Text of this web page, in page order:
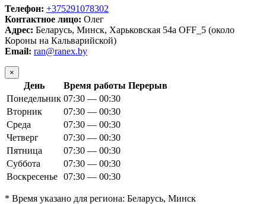
Телефон: +375291078302
Контактное лицо: Олег
Адрес: Беларусь, Минск, Харьковская 54а OFF_5 (около
Короны на Кальварийской)
Email: ran@ranex.by
×
День Время работы Перерыв
Понедельник 07:30 — 00:30
Вторник
07:30 — 00:30
Среда
07:30 — 00:30
Четверг
07:30 — 00:30
Пятница
07:30 — 00:30
Суббота
07:30 — 00:30
Воскресенье 07:30 — 00:30
* Время указано для региона: Беларусь, Минск